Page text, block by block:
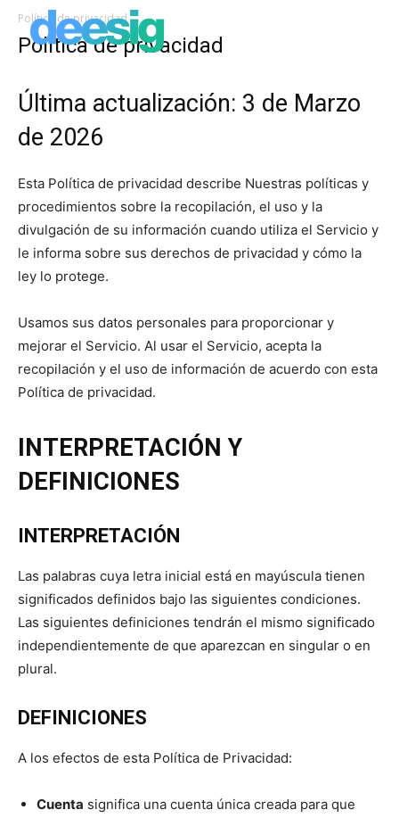
Política de privacidad
Política de privacidad
Última actualización: 3 de Marzo
de 2026
Esta Política de privacidad describe Nuestras políticas y
procedimientos sobre la recopilación, el uso y la
divulgación de su información cuando utiliza el Servicio y
le informa sobre sus derechos de privacidad y cómo la
ley lo protege.
Usamos sus datos personales para proporcionar y
mejorar el Servicio. Al usar el Servicio, acepta la
recopilación y el uso de información de acuerdo con esta
Política de privacidad.
INTERPRETACIÓN Y
DEFINICIONES
INTERPRETACIÓN
Las palabras cuya letra inicial está en mayúscula tienen
significados definidos bajo las siguientes condiciones.
Las siguientes definiciones tendrán el mismo significado
independientemente de que aparezcan en singular o en
plural.
DEFINICIONES
A los efectos de esta Política de Privacidad:
Cuenta significa una cuenta única creada para que